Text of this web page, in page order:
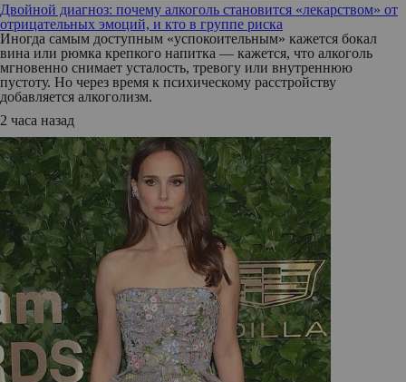
Двойной диагноз: почему алкоголь становится «лекарством» от
отрицательных эмоций, и кто в группе риска
Иногда самым доступным «успокоительным» кажется бокал
вина или рюмка крепкого напитка — кажется, что алкоголь
мгновенно снимает усталость, тревогу или внутреннюю
пустоту. Но через время к психическому расстройству
добавляется алкоголизм.
2 часа назад